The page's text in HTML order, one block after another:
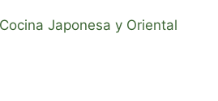
Cocina Japonesa y Oriental